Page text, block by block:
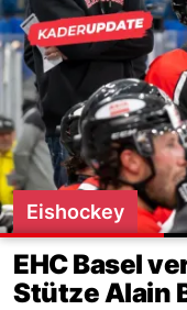
Eishockey
EHC Basel
Stütze Alain